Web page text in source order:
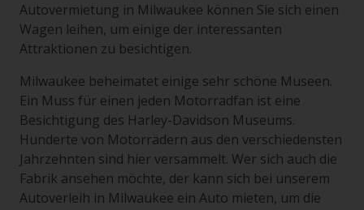
Autovermietung in Milwaukee können Sie sich einen
Wagen leihen, um einige der interessanten
Attraktionen zu besichtigen.
Milwaukee beheimatet einige sehr schöne Museen.
Ein Muss für einen jeden Motorradfan ist eine
Besichtigung des Harley-Davidson Museums.
Hunderte von Motorrädern aus den verschiedensten
Jahrzehnten sind hier versammelt. Wer sich auch die
Fabrik ansehen möchte, der kann sich bei unserem
Autoverleih in Milwaukee ein Auto mieten, um die